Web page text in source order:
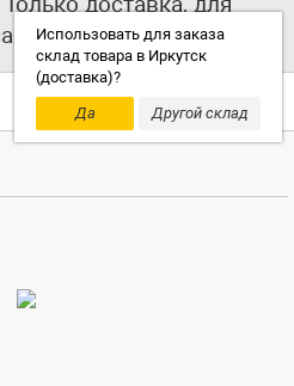
Использовать для заказа
склад товара в Иркутск
(доставка)?
Да
Другой склад
выбирайте
другой склад!